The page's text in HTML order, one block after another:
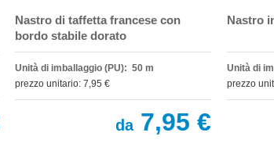
Nastro di taffetta francese con
bordo stabile dorato
Unità di imballaggio (PU): 50 m
prezzo unitario: 7,95 €
da7,95 €
Nastro
Unità di
prezzo